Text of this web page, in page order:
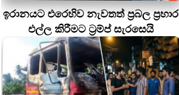
ඉරානයට එරෙහිව නැවතත් ප්‍රබල ප්‍රහාර
එල්ල කිරීමට ට්‍රම්ප් සැරසෙයි